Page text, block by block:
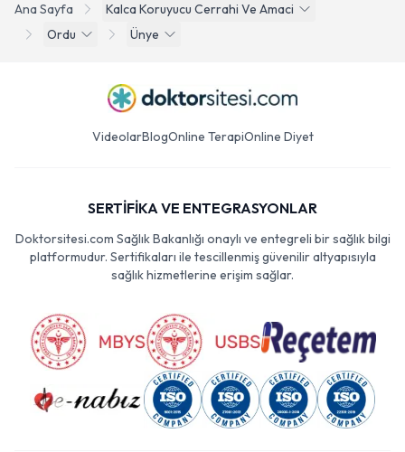
Ana Sayfa
Kalca Koruyucu Cerrahi Ve Amaci
Ordu
Ünye
VideolarBlogOnline TerapiOnline Diyet
SERTİFİKA VE ENTEGRASYONLAR
Doktorsitesi.com Sağlık Bakanlığı onaylı ve entegreli bir sağlık bilgi
platformudur. Sertifikaları ile tescillenmiş güvenilir altyapısıyla
sağlık hizmetlerine erişim sağlar.